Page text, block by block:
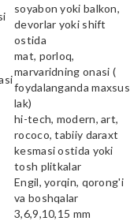
soyabon yoki balkon,
devorlar yoki shift
ostida
mat, porloq,
marvaridning onasi (
foydalanganda maxsus
lak)
hi-tech, modern, art,
rococo, tabiiy daraxt
kesmasi ostida yoki
tosh plitkalar
Engil, yorqin, qorong'i
va boshqalar
3,6,9,10,15 mm